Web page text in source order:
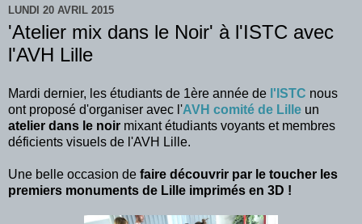
LUNDI 20 AVRIL 2015
'Atelier mix dans le Noir' à l'ISTC avec
l'AVH Lille
Mardi dernier, les étudiants de 1ère année de l'ISTC nous
ont proposé d'organiser avec l'AVH comité de Lille un
atelier dans le noir mixant étudiants voyants et membres
déficients visuels de l'AVH Lille.
Une belle occasion de faire découvrir par le toucher les
premiers monuments de Lille imprimés en 3D !